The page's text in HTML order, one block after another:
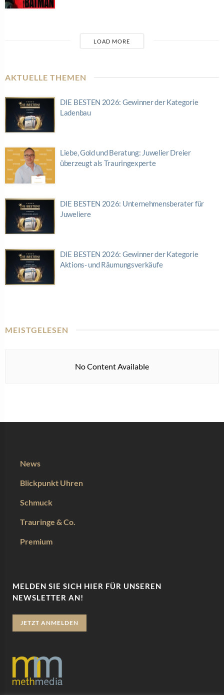
LOAD MORE
AKTUELLE THEMEN
DIE BESTEN 2026: Gewinner der Kategorie
Ladenbau
Liebe, Gold und Beratung: Juwelier Dreier
überzeugt als Trauringexperte
DIE BESTEN 2026: Unternehmensberater für
Juweliere
DIE BESTEN 2026: Gewinner der Kategorie
Aktions- und Räumungsverkäufe
MEISTGELESEN
No Content Available
News
Blickpunkt Uhren
Schmuck
Trauringe & Co.
Premium
MELDEN SIE SICH HIER FÜR UNSEREN
NEWSLETTER AN!
JETZT ANMELDEN